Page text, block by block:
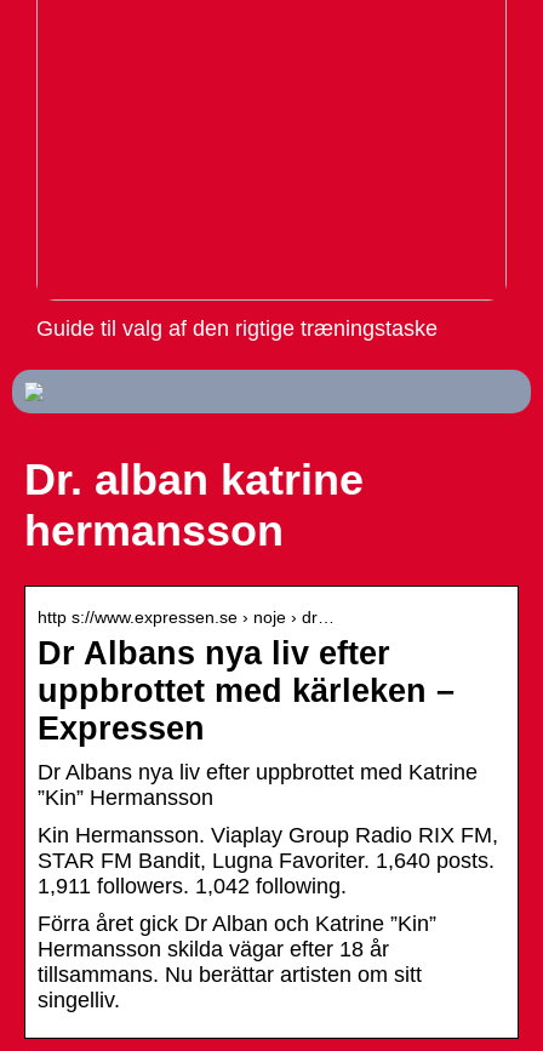
Guide til valg af den rigtige træningstaske
Dr. alban katrine
hermansson
http s://www.expressen.se › noje › dr…
Dr Albans nya liv efter
uppbrottet med kärleken –
Expressen
Dr Albans nya liv efter uppbrottet med Katrine
”Kin” Hermansson
Kin Hermansson. Viaplay Group Radio RIX FM,
STAR FM Bandit, Lugna Favoriter. 1,640 posts.
1,911 followers. 1,042 following.
Förra året gick Dr Alban och Katrine ”Kin”
Hermansson skilda vägar efter 18 år
tillsammans. Nu berättar artisten om sitt
singelliv.